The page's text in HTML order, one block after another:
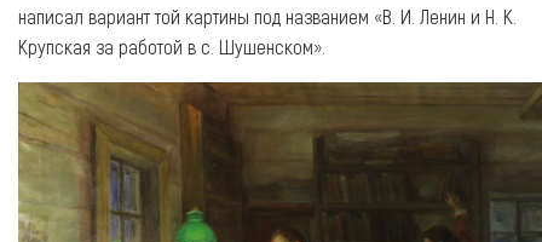
написал вариант той картины под названием «В. И. Ленин и Н. К.
Крупская за работой в с. Шушенском».